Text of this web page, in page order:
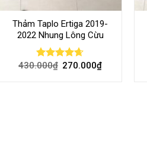
Thảm Taplo Ertiga 2019-
2022 Nhung Lông Cừu
Rated4.64
430.000₫ 270.000₫